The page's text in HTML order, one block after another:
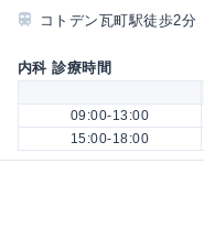
コトデン瓦町駅徒歩2分
内科 診療時間
09:00-13:00
15:00-18:00